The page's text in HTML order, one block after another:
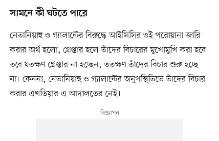
সামনে কী ঘটতে পারে
নেতানিয়াহু ও গ্যালান্টের বিরুদ্ধে আইসিসির ওই পরোয়ানা জারি
করার অর্থ হলো, গ্রেপ্তার হলে তাঁদের বিচারের মুখোমুখি করা হবে।
তবে যতক্ষণ গ্রেপ্তার না হচ্ছেন, ততক্ষণ তাঁদের বিচার শুরু হচ্ছে
না। কেননা, নেতানিয়াহু ও গ্যালান্টের অনুপস্থিতিতে তাঁদের বিচার
করার এখতিয়ার এ আদালতের নেই।